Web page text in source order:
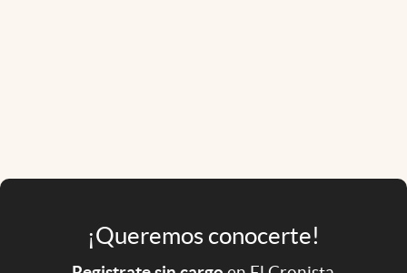
¡Queremos conocerte!